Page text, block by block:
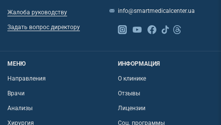
Жалоба руководству
Задать вопрос директору
info@smartmedicalcenter.ua
МЕНЮ
Направления
Врачи
Анализы
Хирургия
ИНФОРМАЦИЯ
О клинике
Отзывы
Лицензии
Соц. программы